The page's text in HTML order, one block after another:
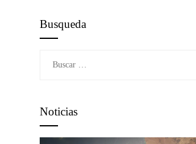
Busqueda
Noticias